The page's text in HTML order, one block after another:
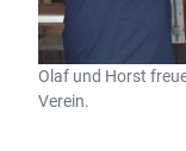
Olaf und Horst
Verein.